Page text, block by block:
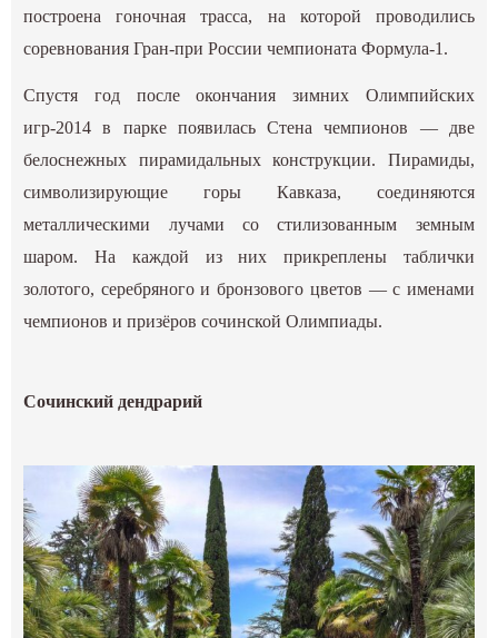
построена гоночная трасса, на которой проводились
соревнования Гран-при России чемпионата Формула-1.
Спустя год после окончания зимних Олимпийских
игр-2014 в парке появилась Стена чемпионов — две
белоснежных пирамидальных конструкции. Пирамиды,
символизирующие горы Кавказа, соединяются
металлическими лучами со стилизованным земным
шаром. На каждой из них прикреплены таблички
золотого, серебряного и бронзового цветов — с именами
чемпионов и призёров сочинской Олимпиады.
Сочинский дендрарий